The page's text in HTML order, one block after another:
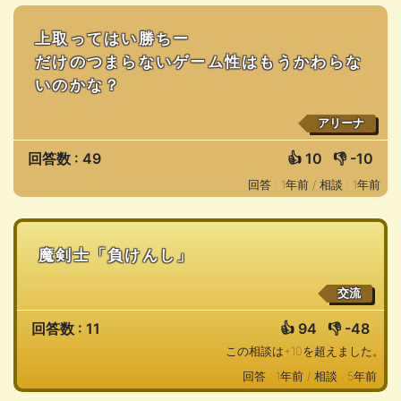
上取ってはい勝ちー
だけのつまらないゲーム性はもうかわらな
いのかな？
アリーナ
回答数 : 49 👍 10 👎 -10
回答 : 1年前 / 相談 : 1年前
魔剣士「負けんし」
交流
回答数 : 11 👍 94 👎 -48
この相談は+10を超えました。
回答 : 1年前 / 相談 : 5年前